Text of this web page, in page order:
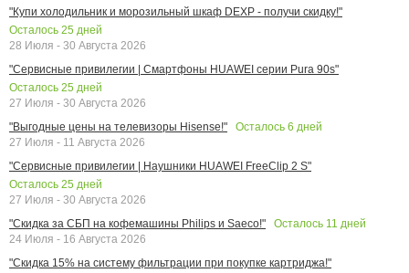
"Купи холодильник и морозильный шкаф DEXP - получи скидку!"
Осталось 25 дней
28 Июля - 30 Августа 2026
"Сервисные привилегии | Смартфоны HUAWEI серии Pura 90s"
Осталось 25 дней
27 Июля - 30 Августа 2026
"Выгодные цены на телевизоры Hisense!"
Осталось 6 дней
27 Июля - 11 Августа 2026
"Сервисные привилегии | Наушники HUAWEI FreeClip 2 S"
Осталось 25 дней
27 Июля - 30 Августа 2026
"Скидка за СБП на кофемашины Philips и Saeco!"
Осталось 11 дней
24 Июля - 16 Августа 2026
"Скидка 15% на систему фильтрации при покупке картриджа!"